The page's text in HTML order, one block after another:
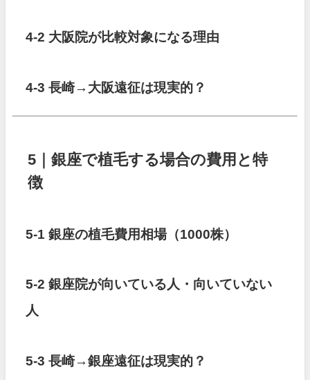
4-2 大阪院が比較対象になる理由
4-3 長崎→大阪遠征は現実的？
5｜銀座で植毛する場合の費用と特
徴
5-1 銀座の植毛費用相場（1000株）
5-2 銀座院が向いている人・向いていない
人
5-3 長崎→銀座遠征は現実的？